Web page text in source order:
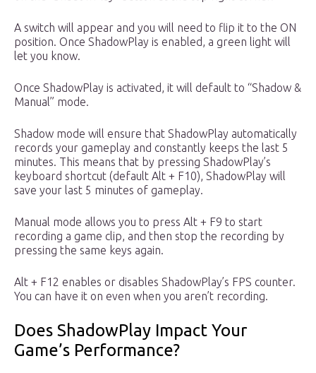
A switch will appear and you will need to flip it to the ON
position. Once ShadowPlay is enabled, a green light will
let you know.
Once ShadowPlay is activated, it will default to “Shadow &
Manual” mode.
Shadow mode will ensure that ShadowPlay automatically
records your gameplay and constantly keeps the last 5
minutes. This means that by pressing ShadowPlay’s
keyboard shortcut (default Alt + F10), ShadowPlay will
save your last 5 minutes of gameplay.
Manual mode allows you to press Alt + F9 to start
recording a game clip, and then stop the recording by
pressing the same keys again.
Alt + F12 enables or disables ShadowPlay’s FPS counter.
You can have it on even when you aren’t recording.
Does ShadowPlay Impact Your
Game’s Performance?